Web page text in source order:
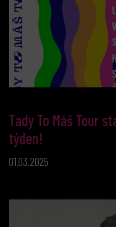
Tady To Máš Tour
týden!
01.03.2025